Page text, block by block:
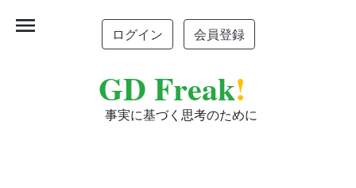
ログイン 会員登録
GD Freak!
事実に基づく思考のために
menu